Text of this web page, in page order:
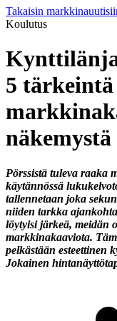
Takaisin
Koulutus
5
Pörssistä tuleva raaka
käytännössä
tallennetaan joka
niiden tarkka
löytyisi järkeä, meidän
markkinakaaviota.
pelkästään esteettinen
Jokainen